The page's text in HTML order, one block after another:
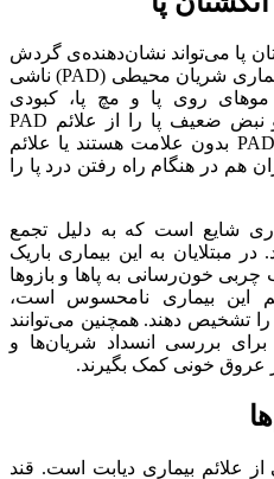
پا می‌تواند نشان‌دهنده‌ی گردش
خون ضعیف باشد که از ابتلا به بیماری شریان محیطی (PAD) ناشی
روی پا و مچ پا، کبودی
انگشتان، پوست نازک یا براق و نبض ضعیف پا را از علائم PAD
می‌دانند. بسیاری از مبتلایان به PAD بدون علامت هستند یا علائم
هم در هنگام راه رفتن درد پا را
شایع است که به دلیل تجمع
مبتلایان به این بیماری باریک
خون‌رسانی به پاها و بازوها
این بیماری نامحسوس است،
تشخیص دهند. همچنین می‌توانند
بررسی انسداد شریان‌ها و
خونی کمک بگیرند.
علائم بیماری دیابت است. قند